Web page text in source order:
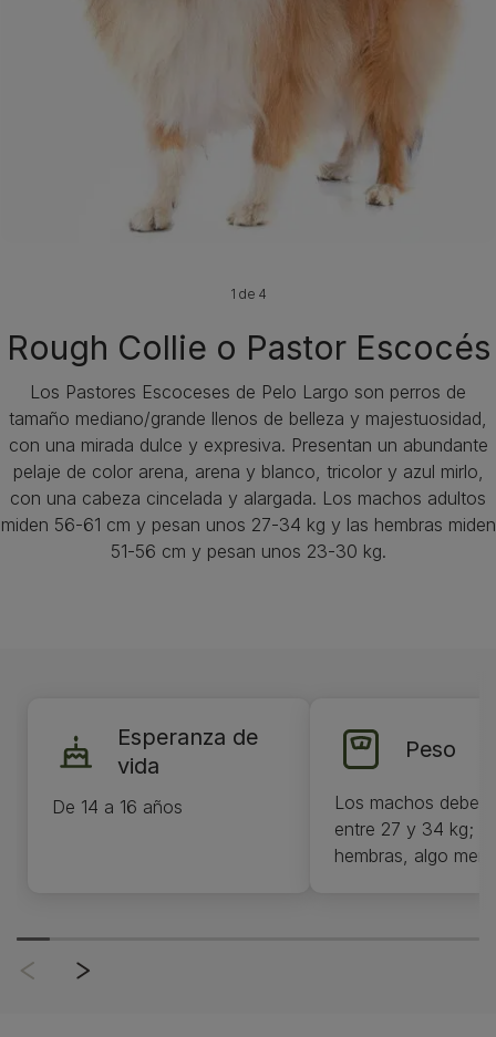
Rough Collie o Pastor Escocés
Los Pastores Escoceses de Pelo Largo son perros de
tamaño mediano/grande llenos de belleza y majestuosidad,
con una mirada dulce y expresiva. Presentan un abundante
pelaje de color arena, arena y blanco, tricolor y azul mirlo,
con una cabeza cincelada y alargada. Los machos adultos
miden 56-61 cm y pesan unos 27-34 kg y las hembras miden
51-56 cm y pesan unos 23-30 kg.
1 de 4
Esperanza de
vida
De 14 a 16 años
Peso
Los machos deben
entre 27 y 34 kg;
hembras, algo